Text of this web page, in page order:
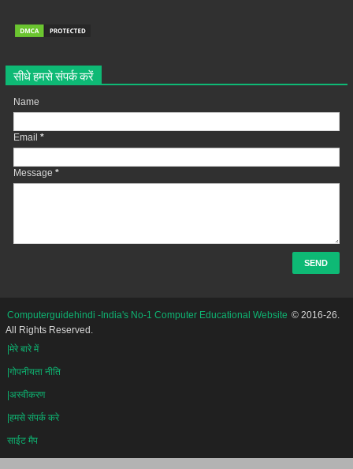
सीधे हमसे संपर्क करें
Name
Email *
Message *
Computerguidehindi -India's No-1 Computer Educational Website © 2016-26.
All Rights Reserved.
|मेरे बारे में
|गोपनीयता नीति
|अस्वीकरण
|हमसे संपर्क करे
साईट मैप